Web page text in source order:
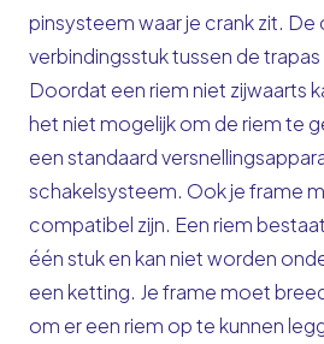
pinsysteem waar je crank zit. De
verbindingsstuk tussen de
Doordat een riem niet zijwaarts
het niet mogelijk om de riem te
een standaard
schakelsysteem. Ook je frame
compatibel zijn. Een riem
één stuk en kan niet worden
een ketting. Je frame moet
om er een riem op te kunnen